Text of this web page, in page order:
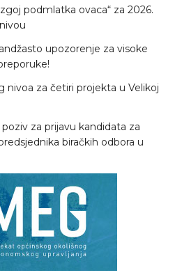
podmlatka ovaca“ za 2026.
upozorenje za visoke
nivoa za četiri projekta u Velikoj
za prijavu kandidata za
biračkih odbora u